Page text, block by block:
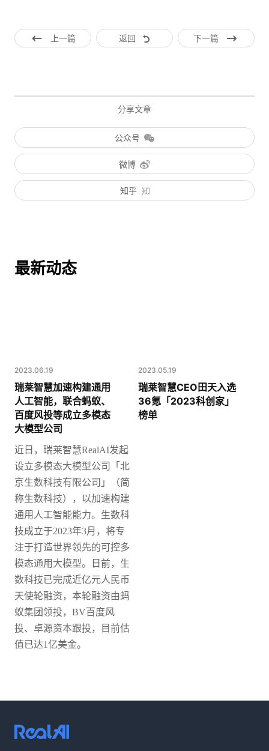
上一篇 返回 下一篇
分享文章
公众号
微博
知乎
最新动态
2023.06.19
瑞莱智慧加速构建通用
人工智能，联合蚂蚁、
百度风投等成立多模态
大模型公司
近日，瑞莱智慧RealAI发起
设立多模态大模型公司「北
京生数科技有限公司」（简
称生数科技），以加速构建
通用人工智能能力。 生数科
技成立于2023年3月，将专
注于打造世界领先的可控多
模态通用大模型。日前，生
数科技已完成近亿元人民币
天使轮融资，本轮融资由蚂
蚁集团领投，BV百度风
投、卓源资本跟投，目前估
值已达1亿美金。
2023.05.19
瑞莱智慧CEO田天入选
36氪「2023科创家」
榜单